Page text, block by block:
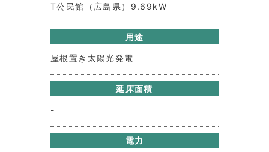
T公民館（広島県）9.69kW
用途
屋根置き太陽光発電
延床面積
-
電力